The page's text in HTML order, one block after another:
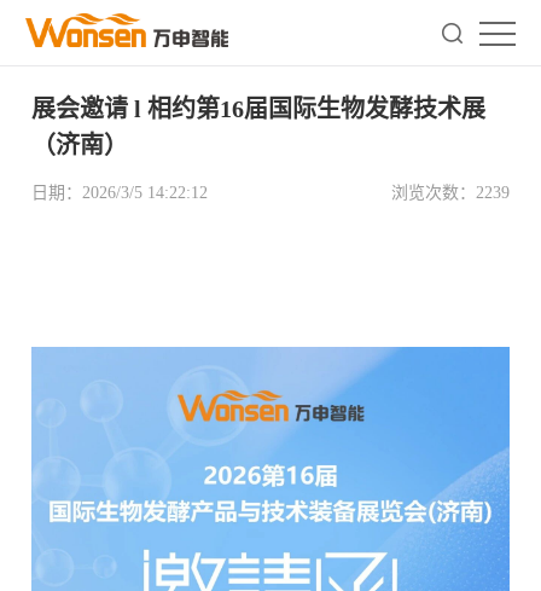
展会邀请 l 相约第16届国际生物发酵技术展
（济南）
日期：2026/3/5 14:22:12 浏览次数： 2239